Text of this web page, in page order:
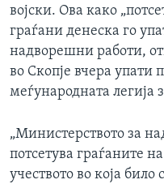
војски. Ова како
граѓани денеска го
надворешни работи,
во Скопје вчера упати
меѓународната легија
„Министерството за
потсетува граѓаните
учеството во која било